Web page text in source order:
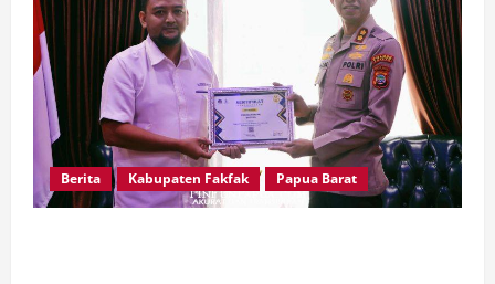
Berita Kabupaten Fakfak Papua Barat